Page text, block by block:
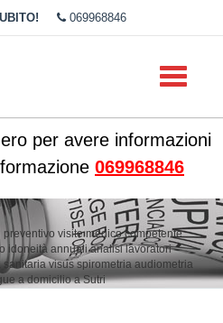
069968846
Toggle
per avere informazioni
069968846
preventivo visite medico competente
idoneità annuali analisi lavoratori
visus spirometria audiometria
a domicilio a Sutri